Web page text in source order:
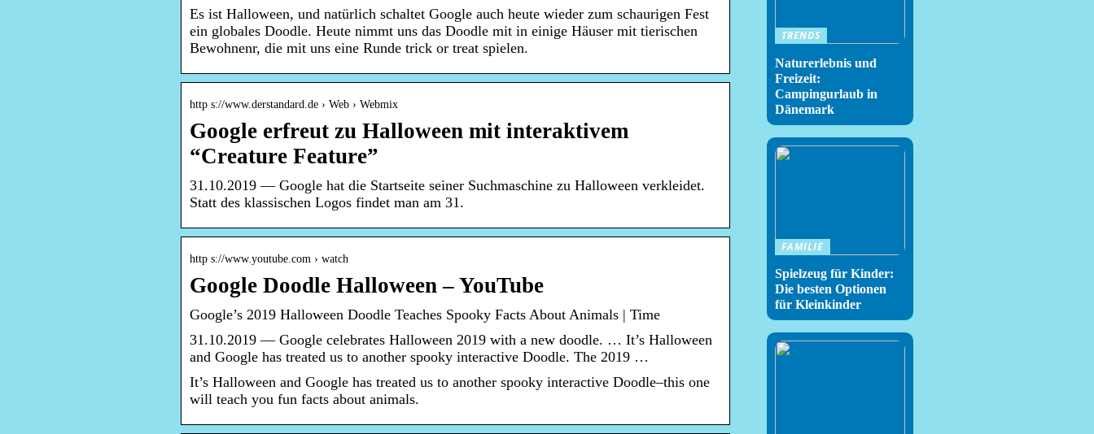
Es ist Halloween, und natürlich schaltet Google auch heute wieder zum schaurigen Fest
ein globales Doodle. Heute nimmt uns das Doodle mit in einige Häuser mit tierischen
Bewohnenr, die mit uns eine Runde trick or treat spielen.
http s://www.derstandard.de › Web › Webmix
Google erfreut zu Halloween mit interaktivem
“Creature Feature”
31.10.2019 — Google hat die Startseite seiner Suchmaschine zu Halloween verkleidet.
Statt des klassischen Logos findet man am 31.
http s://www.youtube.com › watch
Google Doodle Halloween – YouTube
Google’s 2019 Halloween Doodle Teaches Spooky Facts About Animals | Time
31.10.2019 — Google celebrates Halloween 2019 with a new doodle. … It’s Halloween
and Google has treated us to another spooky interactive Doodle. The 2019 …
It’s Halloween and Google has treated us to another spooky interactive Doodle–this one
will teach you fun facts about animals.
TRENDS
Naturerlebnis und
Freizeit:
Campingurlaub in
Dänemark
FAMILIE
Spielzeug für Kinder:
Die besten Optionen
für Kleinkinder